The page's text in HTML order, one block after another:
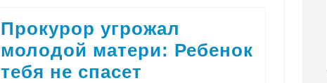
Прокурор угрожал
молодой матери: Ребенок
тебя не спасет